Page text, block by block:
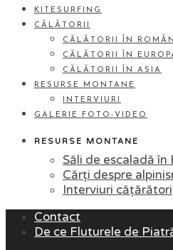
KITESURFING
CĂLĂTORII
CĂLĂTORII ÎN
CĂLĂTORII ÎN
CĂLĂTORII ÎN ASIA
RESURSE MONTANE
INTERVIURI
GALERIE FOTO-VIDEO
RESURSE MONTANE
Săli de escaladă în
Cărți despre
Interviuri cățărători
Contact
De ce Fluturele de